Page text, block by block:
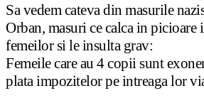
Sa vedem cateva din masurile
Orban, masuri ce calca in picioare
femeilor si le insulta grav:
Femeile care au 4 copii sunt
plata impozitelor pe intreaga lor